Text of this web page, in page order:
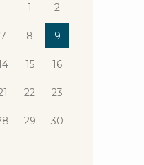
1 2
7 8 9
15 16
22 23
29 30